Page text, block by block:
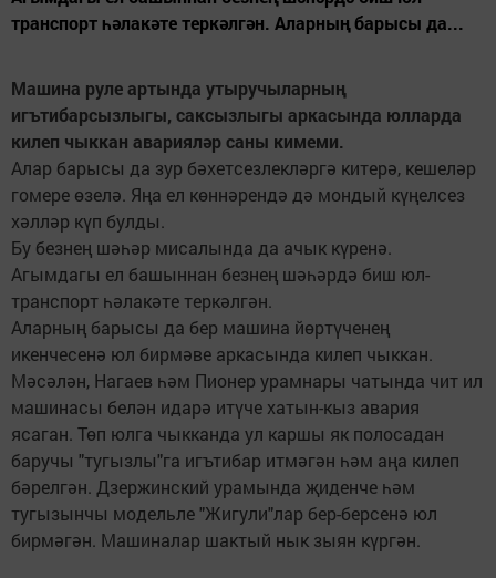
транспорт һәлакәте теркәлгән. Аларның барысы да...
Машина руле артында утыручыларның
игътибарсызлыгы, саксызлыгы аркасында юлларда
килеп чыккан аварияләр саны кимеми.
Алар барысы да зур бәхетсезлекләргә китерә, кешеләр
гомере өзелә. Яңа ел көннәрендә дә мондый күңелсез
хәлләр күп булды.
Бу безнең шәһәр мисалында да ачык күренә.
Агымдагы ел башыннан безнең шәһәрдә биш юл-
транспорт һәлакәте теркәлгән.
Аларның барысы да бер машина йөртүченең
икенчесенә юл бирмәве аркасында килеп чыккан.
Мәсәлән, Нагаев һәм Пионер урамнары чатында чит ил
машинасы белән идарә итүче хатын-кыз авария
ясаган. Төп юлга чыкканда ул каршы як полосадан
баручы "тугызлы"га игътибар итмәгән һәм аңа килеп
бәрелгән. Дзержинский урамында җиденче һәм
тугызынчы модельле "Жигули"лар бер-берсенә юл
бирмәгән. Машиналар шактый нык зыян күргән.